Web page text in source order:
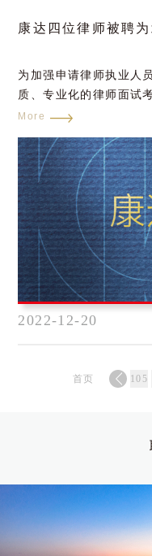
康达四位律师被聘
为加强申请律师执业人
质、专业化的律师面试
提高面试考核水平和公
考核考官。
More
2022-12-20
首页 105